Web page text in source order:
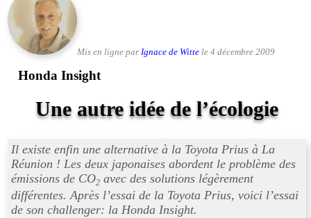
Mis en ligne par Ignace de Witte le 4 décembre 2009
Honda Insight
Une autre idée de l’écologie
Il existe enfin une alternative à la Toyota Prius à La
Réunion ! Les deux japonaises abordent le problème des
émissions de CO2avec des solutions légèrement
différentes. Après l’essai de la Toyota Prius, voici l’essai
de son challenger: la Honda Insight.